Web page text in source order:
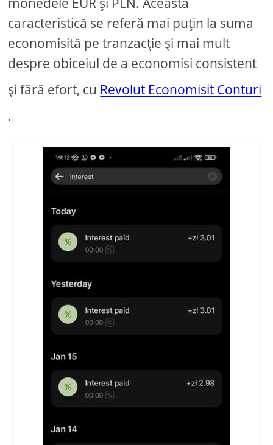
caracteristică se referă mai puțin la suma
economisită pe tranzacție și mai mult
despre obiceiul de a economisi consistent
și fără efort, cu Revolut Economisit Conturi
.